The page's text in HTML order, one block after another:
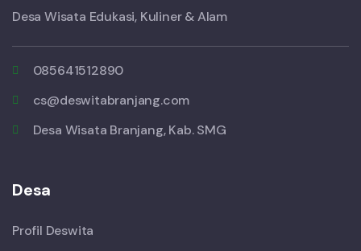
Desa Wisata Edukasi, Kuliner & Alam
085641512890
cs@deswitabranjang.com
Desa Wisata Branjang, Kab. SMG
Desa
Profil Deswita